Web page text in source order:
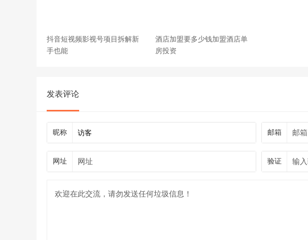
抖音短视频影视号项目拆解新
手也能
酒店加盟要多少钱加盟酒店单
房投资
发表评论
昵称 邮箱
网址 验证